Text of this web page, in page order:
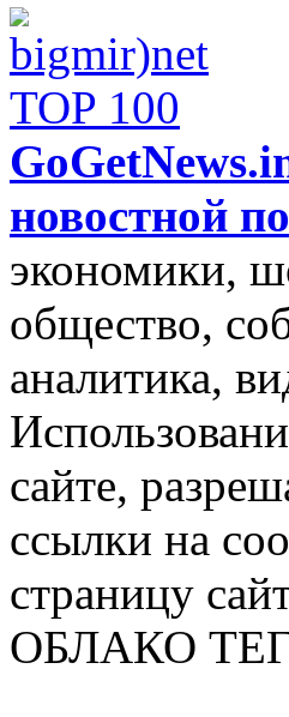
новостной
экономики,
общество,
аналитика,
сайте,
ссылки на
страницу
ОБЛАКО